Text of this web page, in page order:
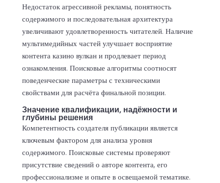
Недостаток агрессивной рекламы, понятность
содержимого и последовательная архитектура
увеличивают удовлетворенность читателей. Наличие
мультимедийных частей улучшает восприятие
контента казино вулкан и продлевает период
ознакомления. Поисковые алгоритмы соотносят
поведенческие параметры с техническими
свойствами для расчёта финальной позиции.
Значение квалификации, надёжности и
глубины решения
Компетентность создателя публикации является
ключевым фактором для анализа уровня
содержимого. Поисковые системы проверяют
присутствие сведений о авторе контента, его
профессионализме и опыте в освещаемой тематике.